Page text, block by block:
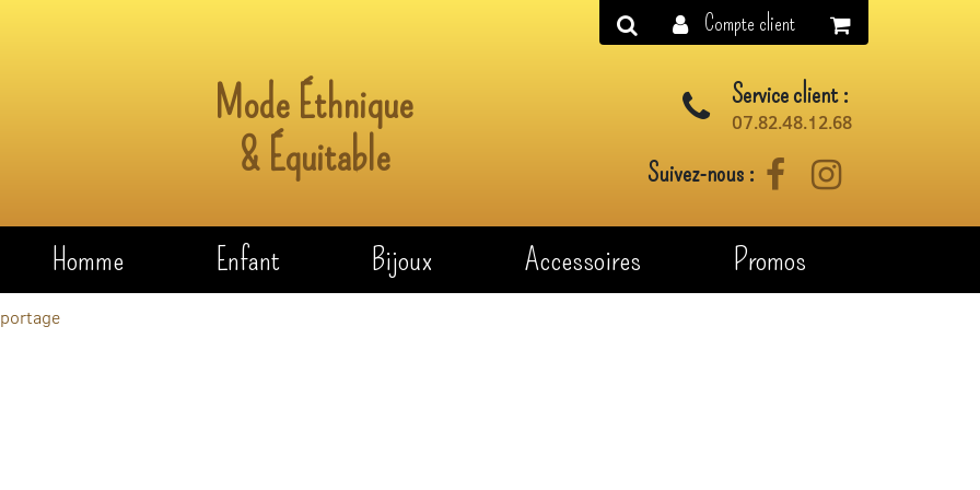
Mode Éthnique
& Équitable
Service client :
07.82.48.12.68
Suivez-nous : FacebookInstagram
Homme Enfant Bijoux Accessoires Promos
Compte client